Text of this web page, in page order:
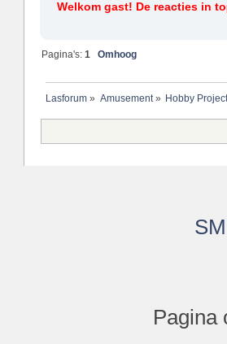
Welkom gast! De reacties in
Pagina's:1 Omhoog
Lasforum» Amusement» Hobby
Pagina